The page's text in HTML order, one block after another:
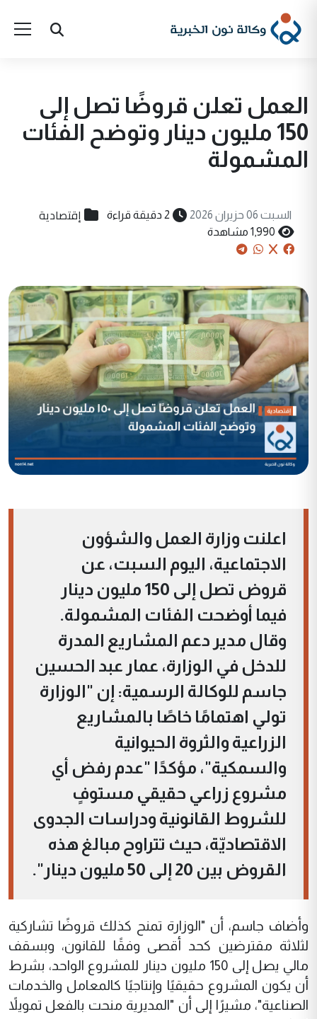
العمل تعلن قروضًا تصل إلى
150 مليون دينار وتوضح الفئات
المشمولة
السبت 06 حزيران 2026 2 دقيقة قراءة إقتصادية
1,990 مشاهدة
اعلنت وزارة العمل والشؤون
الاجتماعية، اليوم السبت، عن
قروض تصل إلى 150 مليون دينار
فيما أوضحت الفئات المشمولة.
وقال مدير دعم المشاريع المدرة
للدخل في الوزارة، عمار عبد الحسين
جاسم للوكالة الرسمية: إن "الوزارة
تولي اهتمامًا خاصًا بالمشاريع
الزراعية والثروة الحيوانية
والسمكية"، مؤكدًا "عدم رفض أي
مشروع زراعي حقيقي مستوفٍ
للشروط القانونية ودراسات الجدوى
الاقتصاديّة، حيث تتراوح مبالغ هذه
القروض بين 20 إلى 50 مليون دينار".
وأضاف جاسم، أن "الوزارة تمنح كذلك قروضًا تشاركية
لثلاثة مقترضين كحد أقصى وفقًا للقانون، وبسقف
مالي يصل إلى 150 مليون دينار للمشروع الواحد، بشرط
أن يكون المشروع حقيقيًا وإنتاجيًا كالمعامل والخدمات
الصناعية"، مشيرًا إلى أن "المديرية منحت بالفعل تمويلاً